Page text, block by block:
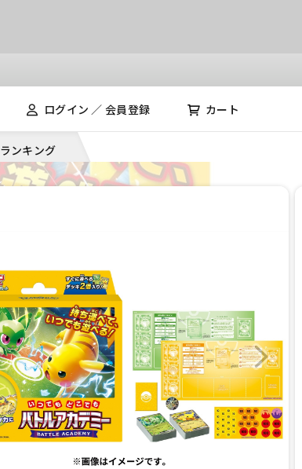
ログイン ／ 会員登録 カート
ランキング